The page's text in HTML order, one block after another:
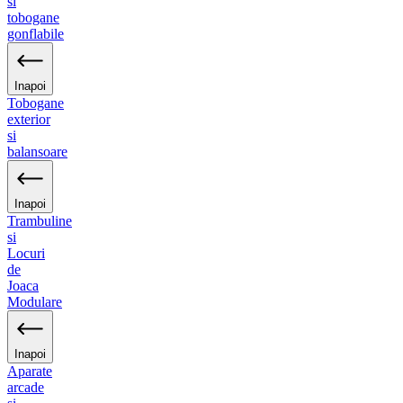
tobogane
gonflabile
Inapoi
Tobogane
exterior
si
balansoare
Inapoi
Trambuline
si
Locuri
de
Joaca
Modulare
Inapoi
Aparate
arcade